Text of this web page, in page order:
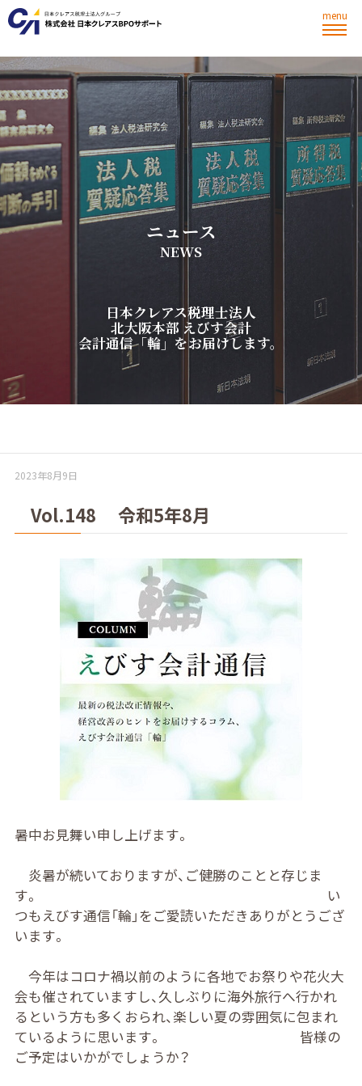
menu
ニュース
NEWS
日本ク レアス税理士法人
北大阪本部 えびす会計
会計通信「輪 」 をお届けします。
2023年8月9日
Vol.148 令和5年8月
暑中お見舞い申し上げます。
炎暑が続いておりますが、ご健勝のことと存じま
す。 い
つもえびす通信「輪」をご愛読いただきありがとうござ
います。
今年はコロナ禍以前のように各地でお祭りや花火大
会も催されていますし、久しぶりに海外旅行へ行かれ
るという方も多くおられ、楽しい夏の雰囲気に包まれ
ているように思います。 皆様の
ご予定はいかがでしょうか？